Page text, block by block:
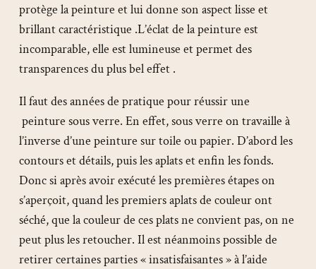
protège la peinture et lui donne son aspect lisse et
brillant caractéristique .L’éclat de la peinture est
incomparable, elle est lumineuse et permet des
transparences du plus bel effet .
Il faut des années de pratique pour réussir une
peinture sous verre. En effet, sous verre on travaille à
l’inverse d’une peinture sur toile ou papier. D’abord les
contours et détails, puis les aplats et enfin les fonds.
Donc si après avoir exécuté les premières étapes on
s’aperçoit, quand les premiers aplats de couleur ont
séché, que la couleur de ces plats ne convient pas, on ne
peut plus les retoucher. Il est néanmoins possible de
retirer certaines parties « insatisfaisantes » à l’aide